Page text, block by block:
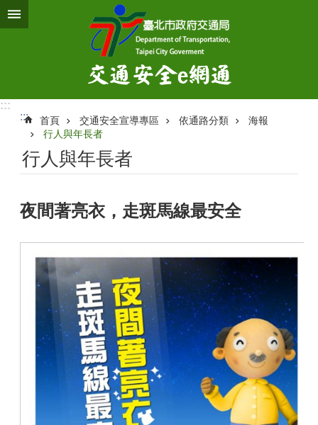
跳到主要內容區塊
:::
::: 首頁 交通安全宣導專區 依通路分類
海報
行人與年長者
行人與年長者
夜間著亮衣，走斑馬線最安全